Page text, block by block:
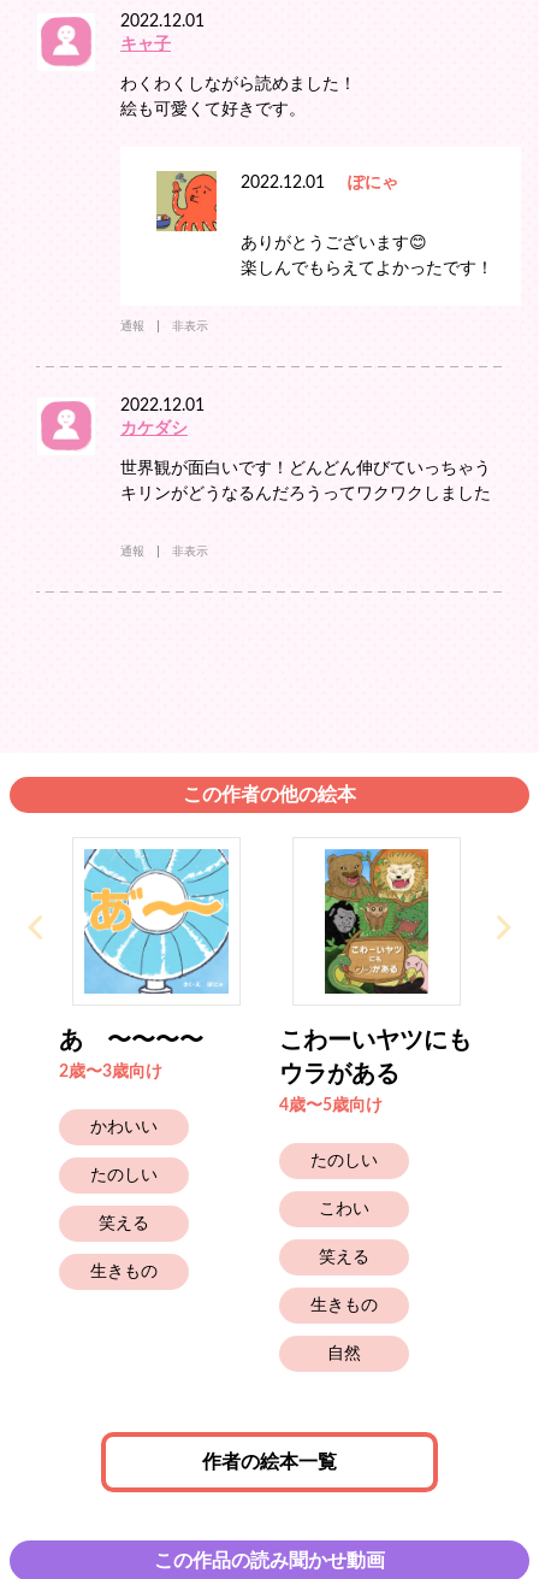
2022.12.01
キャ子
わくわくしながら読めました！
絵も可愛くて好きです。
2022.12.01 ぽにゃ
ありがとうございます😊
楽しんでもらえてよかったです！
通報 非表示
2022.12.01
カケダシ
世界観が面白いです！どんどん伸びていっちゃう
キリンがどうなるんだろうってワクワクしました
通報 非表示
この作者の他の絵本
あ゙〜〜〜〜
2歳〜3歳向け
かわいい
たのしい
笑える
生きもの
こわーいヤツにも
ウラがある
4歳〜5歳向け
たのしい
こわい
笑える
生きもの
自然
作者の絵本一覧
この作品の読み聞かせ動画